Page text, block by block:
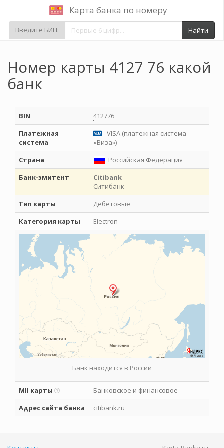
Карта банка по номеру
Введите БИН: Найти
Номер карты 4127 76 какой
банк
BIN
412776
Платежная
система
VISA (платежная система
«Виза»)
Страна
Российская Федерация
Банк-эмитент
Citibank
Ситибанк
Тип карты
Дебетовые
Категория карты
Electron
Банк находится в России
MII карты
Банковское и финансовое
Адрес сайта банка
citibank.ru